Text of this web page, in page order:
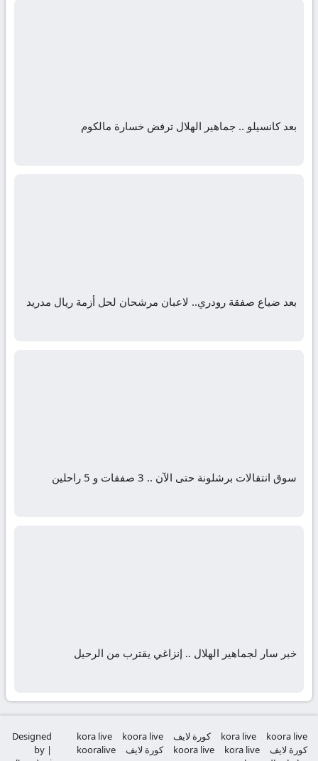
بعد كانسيلو .. جماهير الهلال ترفض خسارة مالكوم
بعد ضياع صفقة رودري.. لاعبان مرشحان لحل أزمة ريال مدريد
سوق انتقالات برشلونة حتى الآن .. 3 صفقات و 5 راحلين
خبر سار لجماهير الهلال .. إنزاغي يقترب من الرحيل
koora live
kora live كورة لايف koora live
kora live
كورة لايف
kora live
koora live كورة لايف
kooralive
Designed
by |